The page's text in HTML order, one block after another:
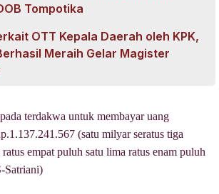
Tompotika
OTT Kepala Daerah oleh KPK,
Meraih Gelar Magister
terdakwa untuk membayar uang
(satu milyar seratus tiga
empat puluh satu lima ratus enam puluh
Satriani)